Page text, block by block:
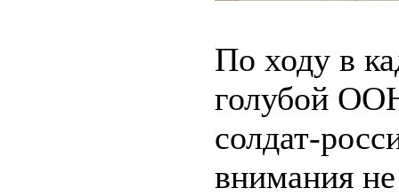
По ходу в
голубой
солдат-
внимания